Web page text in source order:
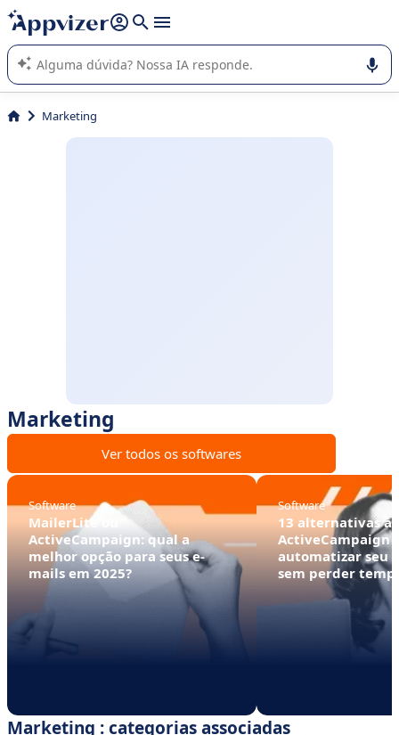
de nossa IA (várias linhas com
A IA do Appvizer o orienta no uso ou na seleção de software
SaaS para sua empresa.
Marketing
Marketing
Ver todos os softwares
Software
MailerLite ou
ActiveCampaign: qual a
melhor opção para seus e-
mails em 2025?
Software
13 alternativas à
ActiveCampaign
automatizar seu
sem perder
Marketing : categorias associadas